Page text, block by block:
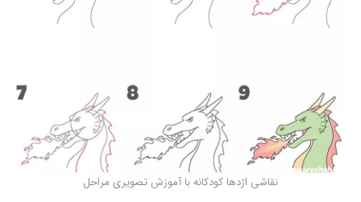
نقاشی اژدها کودکانه با آموزش تصویری مراحل